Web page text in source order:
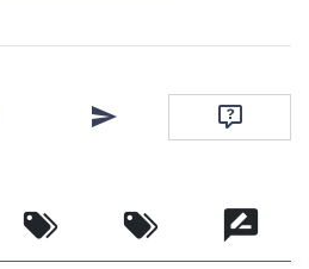
listesine ekle
Arkadaşına e-posta ile
Soru sor